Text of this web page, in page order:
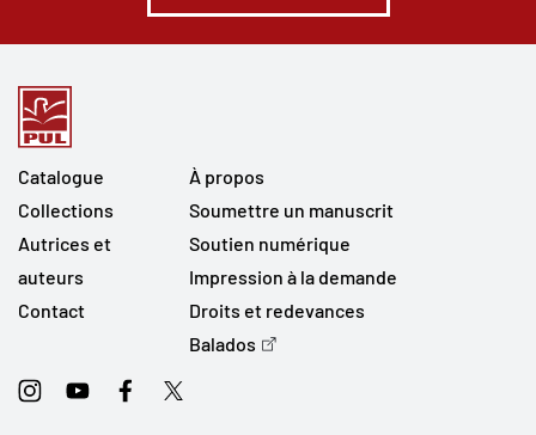
Catalogue
Collections
Autrices et
auteurs
Contact
À propos
Soumettre un manuscrit
Soutien numérique
Impression à la demande
Droits et redevances
Balados
InstagramYoutubeFacebookTwitter